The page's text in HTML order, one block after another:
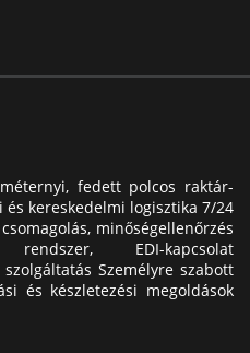
fedett polcos raktár-
kereskedelmi logisztika 7/24
minőségellenőrzés
EDI-kapcsolat
Személyre szabott
és készletezési megoldások